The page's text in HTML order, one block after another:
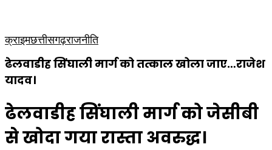
क्राइमछत्तीसगढ़राजनीति
ढेलवाडीह सिंघाली मार्ग को तत्काल खोला जाए…राजेश
यादव।
ढेलवाडीह सिंघाली मार्ग को जेसीबी
से खोदा गया रास्ता अवरुद्ध।